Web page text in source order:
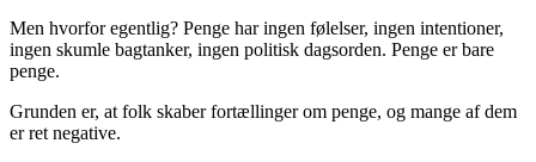
Men hvorfor egentlig? Penge har ingen følelser, ingen intentioner,
ingen skumle bagtanker, ingen politisk dagsorden. Penge er bare
penge.
Grunden er, at folk skaber fortællinger om penge, og mange af dem
er ret negative.